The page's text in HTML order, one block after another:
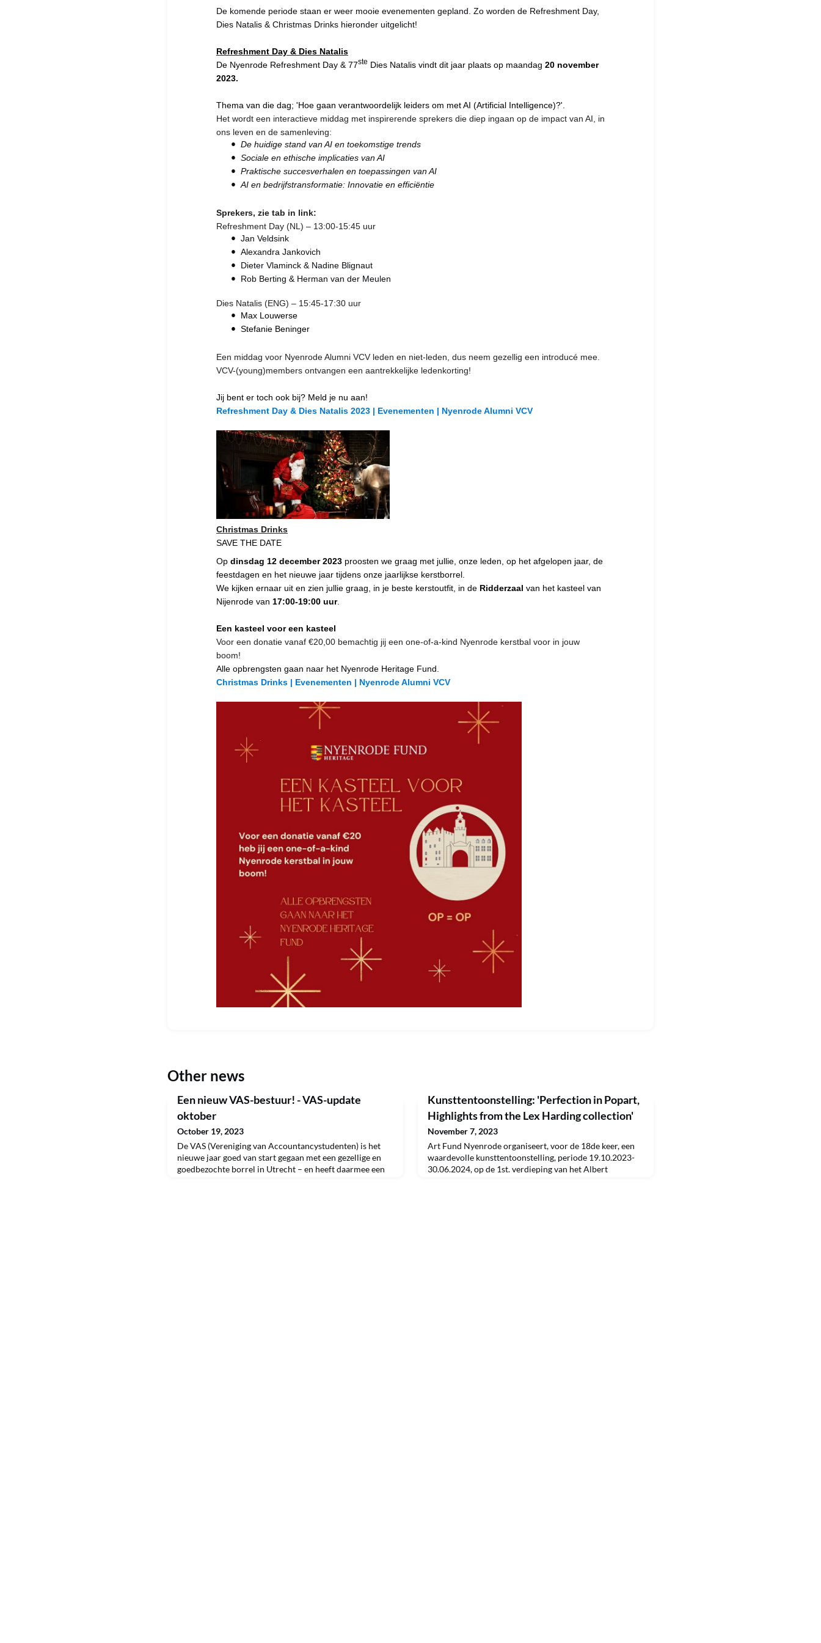
De komende periode staan er weer mooie evenementen gepland. Zo worden de Refreshment Day,
Dies Natalis & Christmas Drinks hieronder uitgelicht!
Refreshment Day & Dies Natalis
De Nyenrode Refreshment Day & 77ste Dies Natalis vindt dit jaar plaats op maandag 20 november
2023.
Thema van die dag; 'Hoe gaan verantwoordelijk leiders om met AI (Artificial Intelligence)?'.
Het wordt een interactieve middag met inspirerende sprekers die diep ingaan op de impact van AI, in
ons leven en de samenleving:
De huidige stand van AI en toekomstige trends
Sociale en ethische implicaties van AI
Praktische succesverhalen en toepassingen van AI
AI en bedrijfstransformatie: Innovatie en efficiëntie
Sprekers, zie tab in link:
Refreshment Day (NL) – 13:00-15:45 uur
Jan Veldsink
Alexandra Jankovich
Dieter Vlaminck & Nadine Blignaut
Rob Berting & Herman van der Meulen
Dies Natalis (ENG) – 15:45-17:30 uur
Max Louwerse
Stefanie Beninger
Een middag voor Nyenrode Alumni VCV leden en niet-leden, dus neem gezellig een introducé mee.
VCV-(young)members ontvangen een aantrekkelijke ledenkorting!
Jij bent er toch ook bij? Meld je nu aan!
Refreshment Day & Dies Natalis 2023 | Evenementen | Nyenrode Alumni VCV
Christmas Drinks
SAVE THE DATE
Op dinsdag 12 december 2023 proosten we graag met jullie, onze leden, op het afgelopen jaar, de
feestdagen en het nieuwe jaar tijdens onze jaarlijkse kerstborrel.
We kijken ernaar uit en zien jullie graag, in je beste kerstoutfit, in de Ridderzaal van het kasteel van
Nijenrode van 17:00-19:00 uur.
Een kasteel voor een kasteel
Voor een donatie vanaf €20,00 bemachtig jij een one-of-a-kind Nyenrode kerstbal voor in jouw
boom!
Alle opbrengsten gaan naar het Nyenrode Heritage Fund.
Christmas Drinks | Evenementen | Nyenrode Alumni VCV
Other news
Een nieuw VAS-bestuur! - VAS-update
oktober
October 19, 2023
De VAS (Vereniging van Accountancystudenten) is het
nieuwe jaar goed van start gegaan met een gezellige en
goedbezochte borrel in Utrecht – en heeft daarmee een
Kunsttentoonstelling: 'Perfection in Popart,
Highlights from the Lex Harding collection'
November 7, 2023
Art Fund Nyenrode organiseert, voor de 18de keer, een
waardevolle kunsttentoonstelling, periode 19.10.2023-
30.06.2024, op de 1st. verdieping van het Albert